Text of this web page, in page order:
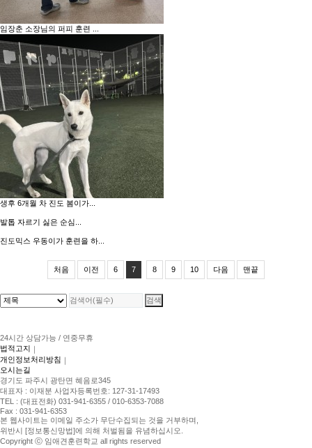
임장춘 소장님의 퍼피 훈련 ...
생후 6개월 차 진도 봄이가...
발톱 자르기 싫은 순심...
진도믹스 우동이가 훈련을 하...
처음 이전 6 7 8 9 10 다음 맨끝
24시간 상담가능 / 연중무휴
법적고지 ｜
개인정보처리방침 ｜
오시는길
경기도 파주시 광탄면 혜음로345
대표자 : 이재분 사업자등록번호: 127-31-17493
TEL : (대표전화) 031-941-6355 / 010-6353-7088
Fax : 031-941-6353
본 웹사이트는 이메일 주소가 무단수집되는 것을 거부하며,
위반시 [정보통신망법]에 의해 처벌됨을 유념하십시오.
Copyright ⓒ 임애견훈련학교 all rights reserved